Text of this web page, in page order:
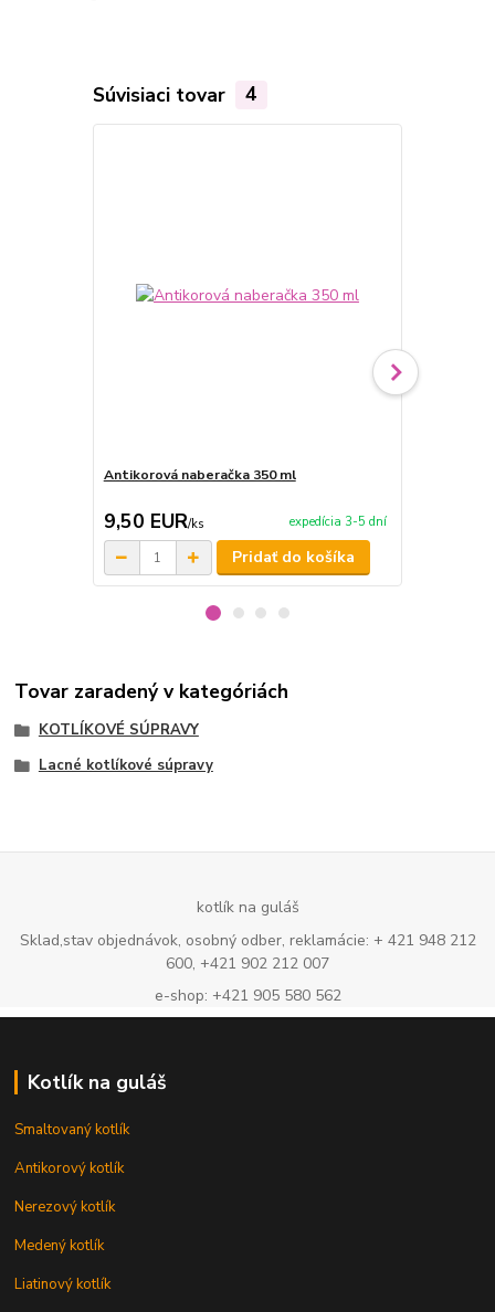
Súvisiaci tovar 4
Antikorová naberačka 350 ml
9,50 EUR/ks expedícia 3-5 dní
Pridať do košíka
Tovar zaradený v kategóriách
KOTLÍKOVÉ SÚPRAVY
Lacné kotlíkové súpravy
kotlík na guláš
Sklad,stav objednávok, osobný odber, reklamácie: + 421 948 212
600, +421 902 212 007
e-shop: +421 905 580 562
Kotlík na guláš
Smaltovaný kotlík
Antikorový kotlík
Nerezový kotlík
Medený kotlík
Liatinový kotlík